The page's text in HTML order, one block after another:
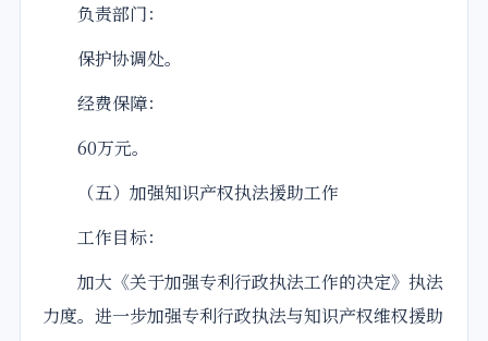
负责部门：
保护协调处。
经费保障：
60万元。
（五）加强知识产权执法援助工作
工作目标：
加大《关于加强专利行政执法工作的决定》执法
力度。进一步加强专利行政执法与知识产权维权援助